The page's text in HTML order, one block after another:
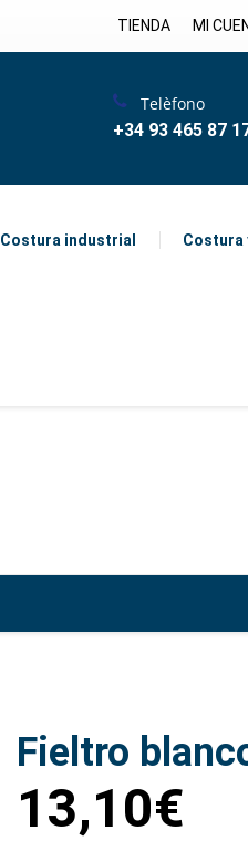
TIENDA MI
Costura industrial Costura
Telèfono
+34 93 465 87
Fieltro
13,10€